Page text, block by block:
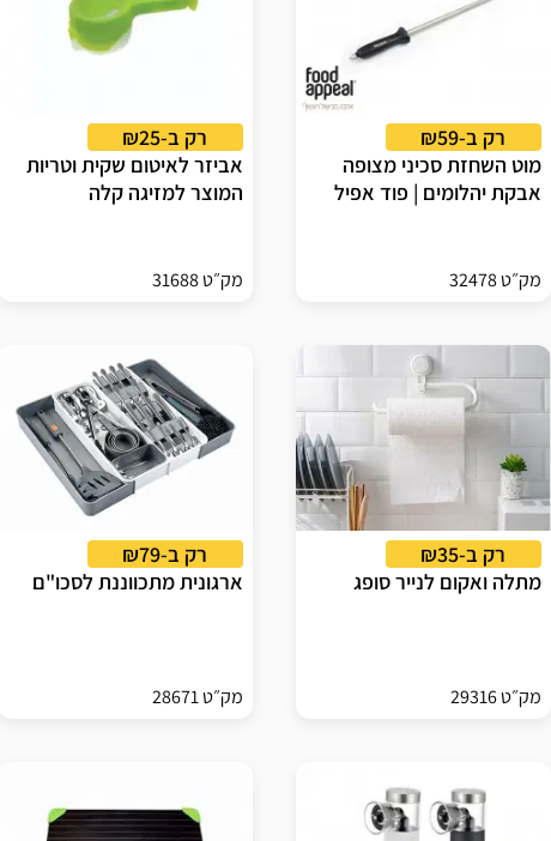
רק ב-₪59
מוט השחזת סכיני מצופה
אבקת יהלומים | פוד אפיל
מק״ט 32478
רק ב-₪25
אביזר לאיטום שקית וטריות
המוצר למזיגה קלה
מק״ט 31688
רק ב-₪35
מתלה ואקום לנייר סופג
מק״ט 29316
רק ב-₪79
ארגונית מתכווננת לסכו"ם
מק״ט 28671